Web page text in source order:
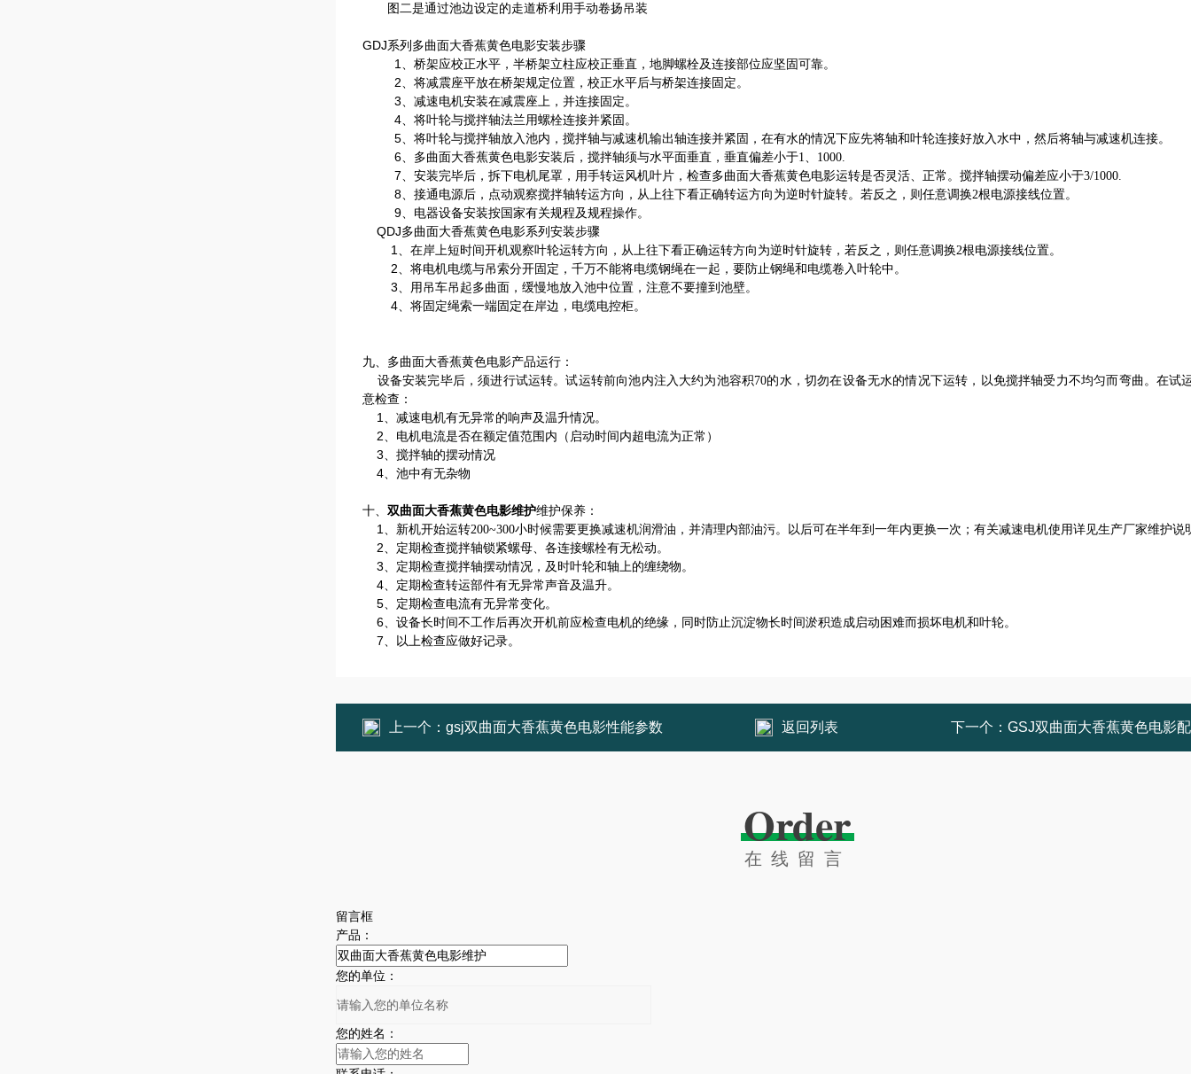
图二是通过池边设定的走道桥利用手动卷扬吊装
GDJ系列 多曲面大香蕉黄色电影安装步骤
1 、桥架应校正水平，半桥架立柱应校正垂直，地脚螺栓及连接部位应坚固可靠。
2、将减震座平放在桥架规定位置，校正水平后与桥架连接固定。
3、减速电机安装在减震座上，并连接固定。
4、将叶轮与搅拌轴法兰用螺栓连接并紧固。
5、将叶轮与搅拌轴放入池内，搅拌轴与减速机输出轴连接并紧固，在有水的情况下应先将轴和叶轮连接好放入水中，然后将轴与减速机连接。
6、 多曲面大香蕉黄色电影安装后，搅拌轴须与水平面垂直，垂直偏差小于1、 1000.
7、安装完毕后，拆下电机尾罩，用手转运风机叶片，检查多曲面大香蕉黄色电影运转是否灵活、正常。搅拌轴摆动偏差应小于3/1000.
8、接通电源后，点动观察搅拌轴转运方向，从上往下看正确转运方向为逆时针旋转。若反之，则任意调换2根电源接线位置。
9、电器设备安装按国家有关规程及规程操作。
QDJ多曲面大香蕉黄色电影系列安装步骤
1 、在岸上短时间开机观察叶轮运转方向，从上往下看正确运转方向为逆时针旋转，若反之，则任意调换2根电源接线位置。
2、将电机电缆与吊索分开固定，千万不能将电缆钢绳在一起，要防止钢绳和电缆卷入叶轮中。
3、用吊车吊起多曲面，缓慢地放入池中位置，注意不要撞到池壁。
4、将固定绳索一端固定在岸边，电缆电控柜。
九、多曲面大香蕉黄色电影产品运行：
设备安装完毕后，须进行试运转。试运转前向池内注入大约为池容积70的水，切勿在设备无水的情况下运转，以免搅拌轴受力不均匀而弯曲。在试
意检查：
1 、减速电机有无异常的响声及温升情况。
2、电机电流是否在额定值范围内（启动时间内超电流为正常）
3、搅拌轴的摆动情况
4、池中有无杂物
十、 双曲面大香蕉黄色电影维护维护保养：
1 、新机开始运转200~300小时候需要更换减速机润滑油，并清理内部油污。以后可在半年到一年内更换一次；有关减速电机使用详见生产厂家维护说
2、定期检查搅拌轴锁紧螺母、各连接螺栓有无松动。
3、定期检查搅拌轴摆动情况，及时叶轮和轴上的缠绕物。
4、定期检查转运部件有无异常声音及温升。
5、定期检查电流有无异常变化。
6、设备长时间不工作后再次开机前应检查电机的绝缘，同时防止沉淀物长时间淤积造成启动困难而损坏电机和叶轮。
7、以上检查应做好记录。
上一个： gsj双曲面大香蕉黄色电影性能参数 返回列表 下一个： GSJ双曲面大香蕉黄色电影
Order
在线留言
留言框
产品：
您的单位：
您的姓名：